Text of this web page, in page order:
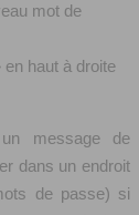
mot de
haut à droite
message de
dans un endroit
de passe) si